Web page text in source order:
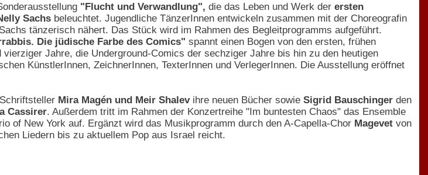
"Flucht und Verwandlung", die das Leben und Werk der ersten
Sachs beleuchtet. Jugendliche TänzerInnen entwickeln zusammen mit der Choreografin
tänzerisch nähert. Das Stück wird im Rahmen des Begleitprogramms aufgeführt.
Die jüdische Farbe des Comics" spannt einen Bogen von den ersten, frühen
Jahre, die Underground-Comics der sechziger Jahre bis hin zu den heutigen
KünstlerInnen, ZeichnerInnen, TexterInnen und VerlegerInnen. Die Ausstellung eröffnet
Mira Magén und Meir Shalevihre neuen Bücher sowie Sigrid Bauschinger den
Cassirer. Außerdem tritt im Rahmen der Konzertreihe "Im buntesten Chaos" das Ensemble
of New York auf. Ergänzt wird das Musikprogramm durch den A-Capella-Chor Magevet von
Liedern bis zu aktuellem Pop aus Israel reicht.